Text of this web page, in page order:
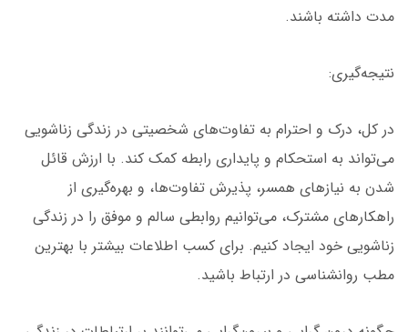
مدت داشته باشند.
نتیجه‌گیری:
در کل، درک و احترام به تفاوت‌های شخصیتی در زندگی زناشویی
می‌تواند به استحکام و پایداری رابطه کمک کند. با ارزش قائل
شدن به نیازهای همسر، پذیرش تفاوت‌ها، و بهره‌گیری از
راهکارهای مشترک، می‌توانیم روابطی سالم و موفق را در زندگی
زناشویی خود ایجاد کنیم. برای کسب اطلاعات بیشتر با بهترین
مطب روانشناسی در ارتباط باشید.